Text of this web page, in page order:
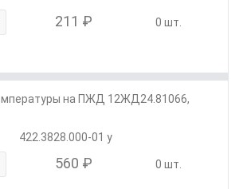
211 ₽ 0 шт.
на ПЖД 12ЖД24.81066,
422.3828.000-01 у
560 ₽ 0 шт.